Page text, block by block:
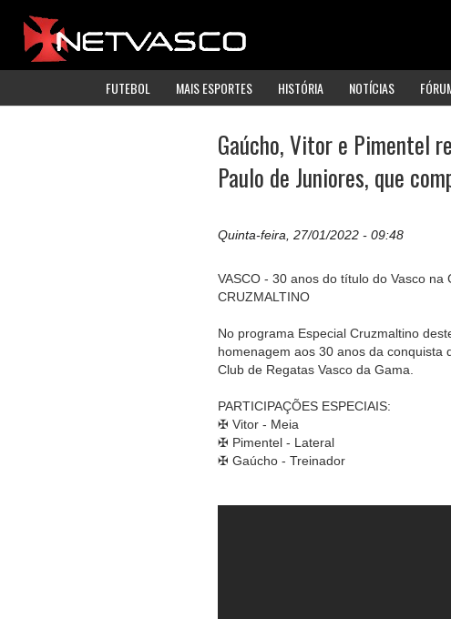
FUTEBOL MAIS ESPORTES HISTÓRIA NOTÍCIAS
Gaúcho, Vitor e Pimentel
Paulo de Juniores, que
Quinta-feira, 27/01/2022 - 09:48
VASCO - 30 anos do título do Vasco na
CRUZMALTINO
No programa Especial Cruzmaltino
homenagem aos 30 anos da conquista
Club de Regatas Vasco da Gama.
PARTICIPAÇÕES ESPECIAIS:
✠ Vitor - Meia
✠ Pimentel - Lateral
✠ Gaúcho - Treinador